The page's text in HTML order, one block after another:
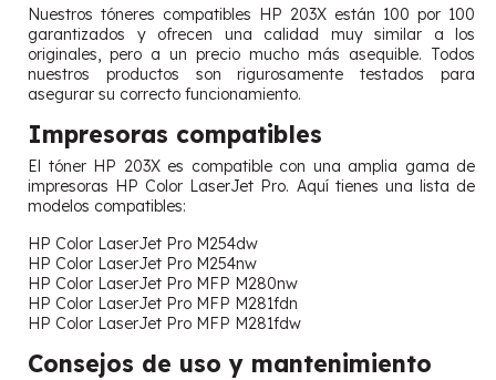
Nuestros tóneres compatibles HP 203X están 100 por 100
garantizados y ofrecen una calidad muy similar a los
originales, pero a un precio mucho más asequible. Todos
nuestros productos son rigurosamente testados para
asegurar su correcto funcionamiento.
Impresoras compatibles
El tóner HP 203X es compatible con una amplia gama de
impresoras HP Color LaserJet Pro. Aquí tienes una lista de
modelos compatibles:
HP Color LaserJet Pro M254dw
HP Color LaserJet Pro M254nw
HP Color LaserJet Pro MFP M280nw
HP Color LaserJet Pro MFP M281fdn
HP Color LaserJet Pro MFP M281fdw
Consejos de uso y mantenimiento